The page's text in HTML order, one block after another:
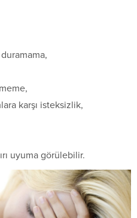
karşı isteksizlik,
uyuma görülebilir.